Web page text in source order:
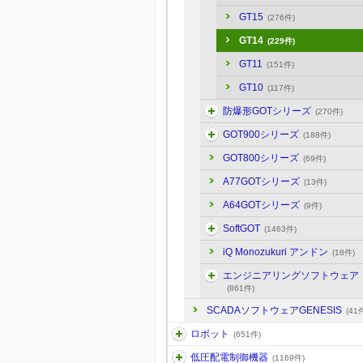
GT15 (276件)
GT14 (229件)
GT11 (151件)
GT10 (117件)
防爆形GOTシリーズ (270件)
GOT900シリーズ (188件)
GOT800シリーズ (69件)
A77GOTシリーズ (13件)
A64GOTシリーズ (9件)
SoftGOT (1463件)
iQ Monozukuri アンドン (18件)
エンジニアリングソフトウェア
(861件)
SCADAソフトウェアGENESIS (41
ロボット (651件)
低圧配電制御機器 (1169件)